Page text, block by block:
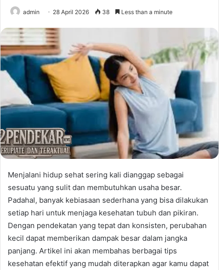
admin 28 April 2026 38 Less than a minute
Menjalani hidup sehat sering kali dianggap sebagai
sesuatu yang sulit dan membutuhkan usaha besar.
Padahal, banyak kebiasaan sederhana yang bisa dilakukan
setiap hari untuk menjaga kesehatan tubuh dan pikiran.
Dengan pendekatan yang tepat dan konsisten, perubahan
kecil dapat memberikan dampak besar dalam jangka
panjang. Artikel ini akan membahas berbagai tips
kesehatan efektif yang mudah diterapkan agar kamu dapat